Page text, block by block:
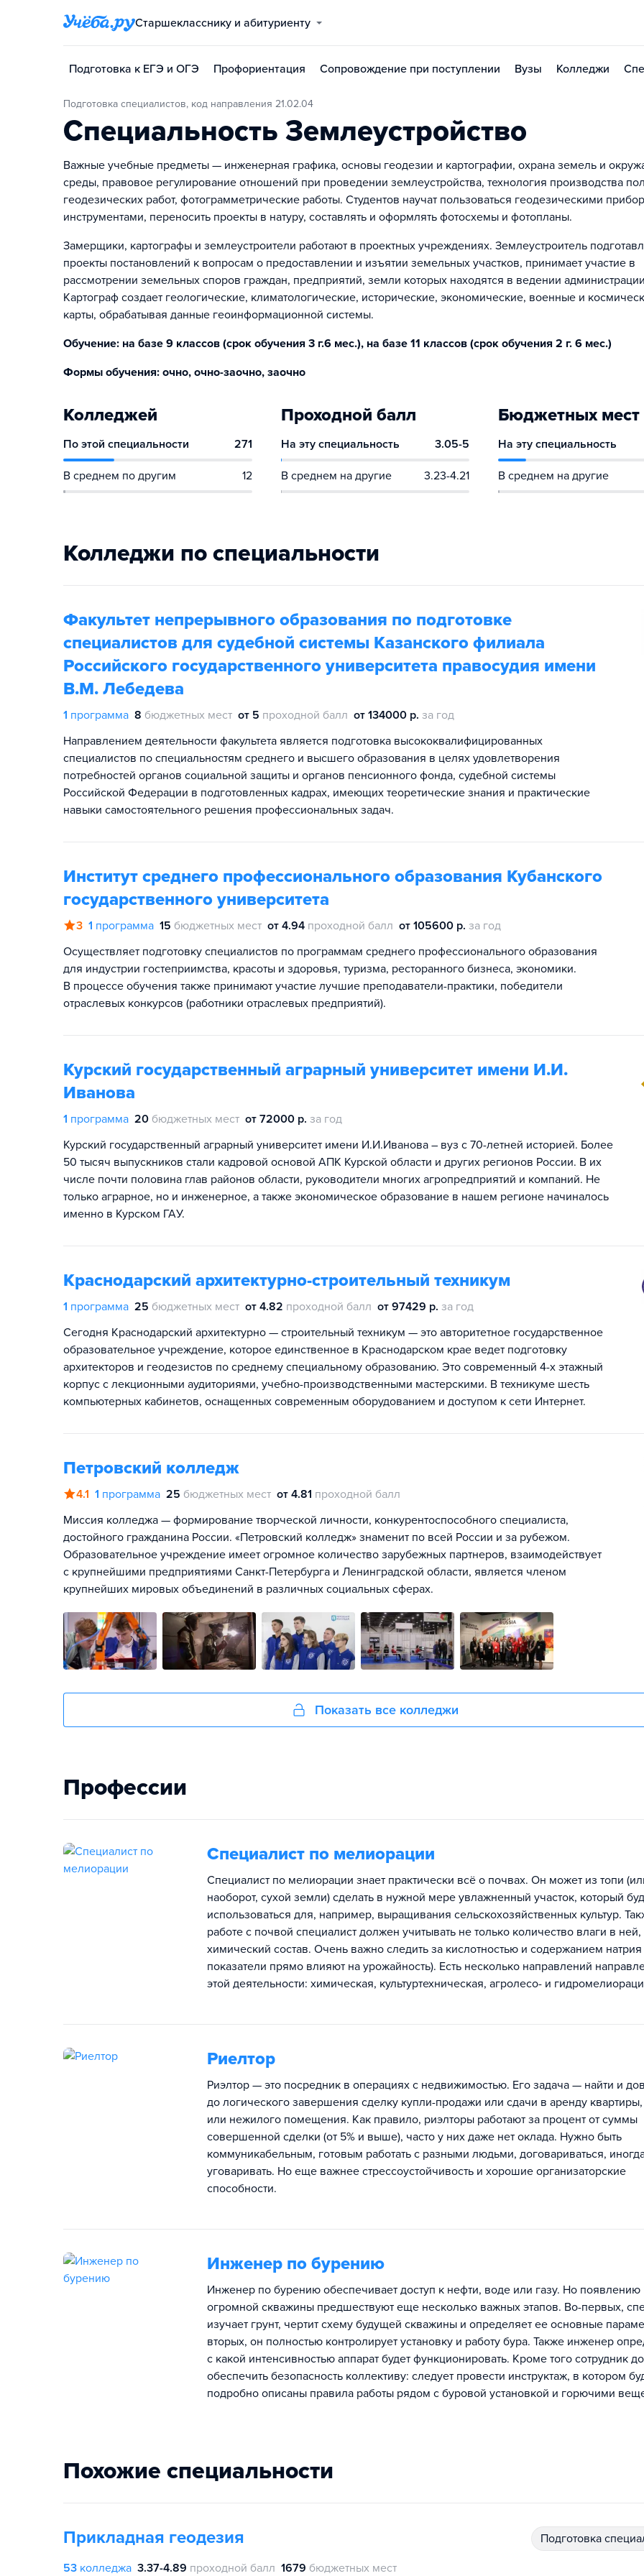
Старшекласснику и абитуриенту
Подготовка к ЕГЭ и ОГЭ Профориентация Сопровождение при поступлении Вузы Колледжи
Подготовка специалистов, код направления 21.02.04
Специальность Землеустройство
Важные учебные предметы — инженерная графика, основы геодезии и картографии, охрана земель и
среды, правовое регулирование отношений при проведении землеустройства, технология производства
геодезических работ, фотограмметрические работы. Студентов научат пользоваться геодезическими
инструментами, переносить проекты в натуру, составлять и оформлять фотосхемы и фотопланы.
Замерщики, картографы и землеустроители работают в проектных учреждениях. Землеустроитель
проекты постановлений к вопросам о предоставлении и изъятии земельных участков, принимает участие в
рассмотрении земельных споров граждан, предприятий, земли которых находятся в ведении
Картограф создает геологические, климатологические, исторические, экономические, военные и
карты, обрабатывая данные геоинформационной системы.
Обучение: на базе 9 классов (срок обучения 3 г.6 мес.), на базе 11 классов (срок обучения 2 г. 6 мес.)
Формы обучения: очно, очно-заочно, заочно
Колледжей
По этой специальности 271
В среднем по другим 12
Проходной балл
На эту специальность 3.05-5
В среднем на другие 3.23-4.21
Бюджетных мест
На эту специальность
В среднем на другие
Колледжи по специальности
Факультет непрерывного образования по подготовке
специалистов для судебной системы Казанского филиала
Российского государственного университета правосудия имени
В.М. Лебедева
1 программа 8 бюджетных мест от 5 проходной балл от 134000 р. за год
Направлением деятельности факультета является подготовка высококвалифицированных
специалистов по специальностям среднего и высшего образования в целях удовлетворения
потребностей органов социальной защиты и органов пенсионного фонда, судебной системы
Российской Федерации в подготовленных кадрах, имеющих теоретические знания и практические
навыки самостоятельного решения профессиональных задач.
Институт среднего профессионального образования Кубанского
государственного университета
3 1 программа 15 бюджетных мест от 4.94 проходной балл от 105600 р. за год
Осуществляет подготовку специалистов по программам среднего профессионального образования
для индустрии гостеприимства, красоты и здоровья, туризма, ресторанного бизнеса, экономики.
В процессе обучения также принимают участие лучшие преподаватели-практики, победители
отраслевых конкурсов (работники отраслевых предприятий).
Курский государственный аграрный университет имени И.И.
Иванова
1 программа 20 бюджетных мест от 72000 р. за год
Курский государственный аграрный университет имени И.И.Иванова – вуз с 70-летней историей. Более
50 тысяч выпускников стали кадровой основой АПК Курской области и других регионов России. В их
числе почти половина глав районов области, руководители многих агропредприятий и компаний. Не
только аграрное, но и инженерное, а также экономическое образование в нашем регионе начиналось
именно в Курском ГАУ.
Краснодарский архитектурно-строительный техникум
1 программа 25 бюджетных мест от 4.82 проходной балл от 97429 р. за год
Сегодня Краснодарский архитектурно — строительный техникум — это авторитетное государственное
образовательное учреждение, которое единственное в Краснодарском крае ведет подготовку
архитекторов и геодезистов по среднему специальному образованию. Это современный 4-х этажный
корпус с лекционными аудиториями, учебно-производственными мастерскими. В техникуме шесть
компьютерных кабинетов, оснащенных современным оборудованием и доступом к сети Интернет.
Петровский колледж
4.1 1 программа 25 бюджетных мест от 4.81 проходной балл
Миссия колледжа — формирование творческой личности, конкурентоспособного специалиста,
достойного гражданина России. «Петровский колледж» знаменит по всей России и за рубежом.
Образовательное учреждение имеет огромное количество зарубежных партнеров, взаимодействует
с крупнейшими предприятиями Санкт-Петербурга и Ленинградской области, является членом
крупнейших мировых объединений в различных социальных сферах.
Показать все колледжи
Профессии
Специалист по мелиорации
Специалист по мелиорации знает практически всё о почвах. Он может из топи
наоборот, сухой земли) сделать в нужной мере увлажненный участок, который
использоваться для, например, выращивания сельскохозяйственных культур.
работе с почвой специалист должен учитывать не только количество влаги в ней,
химический состав. Очень важно следить за кислотностью и содержанием натрия
показатели прямо влияют на урожайность). Есть несколько направлений
этой деятельности: химическая, культуртехническая, агролесо- и
Риелтор
Риэлтор — это посредник в операциях с недвижимостью. Его задача — найти и
до логического завершения сделку купли-продажи или сдачи в аренду
или нежилого помещения. Как правило, риэлторы работают за процент от суммы
совершенной сделки (от 5% и выше), часто у них даже нет оклада. Нужно быть
коммуникабельным, готовым работать с разными людьми, договариваться,
уговаривать. Но еще важнее стрессоустойчивость и хорошие организаторские
способности.
Инженер по бурению
Инженер по бурению обеспечивает доступ к нефти, воде или газу. Но появлению
огромной скважины предшествуют еще несколько важных этапов. Во-первых,
изучает грунт, чертит схему будущей скважины и определяет ее основные
вторых, он полностью контролирует установку и работу бура. Также инженер
с какой интенсивностью аппарат будет функционировать. Кроме того сотрудник
обеспечить безопасность коллективу: следует провести инструктаж, в котором
подробно описаны правила работы рядом с буровой установкой и горючими
Похожие специальности
Прикладная геодезия подготовка
53 колледжа 3.37-4.89 проходной балл 1679 бюджетных мест